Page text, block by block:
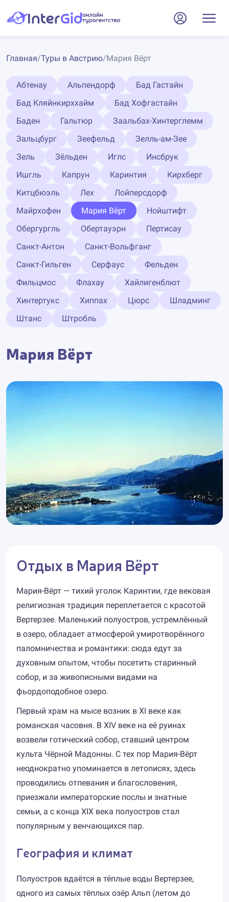
Главная/Туры в Австрию/Мария Вёрт
Абтенау Альпендорф
Бад Гастайн
Бад Кляйнкирххайм
Бад Хофгастайн
Баден
Гальтюр
Заальбах-Хинтерглемм
Зальцбург
Зеефельд
Зелль-ам-Зее
Зель
Зёльден Иглс
Инсбрук
Ишгль
Капрун Каринтия
Кирхберг
Китцбюэль
Лех
Лойперсдорф
Майрхофен
Мария Вёрт
Нойштифт
Обергургль
Обертауэрн
Пертисау
Санкт-Антон
Санкт-Вольфганг
Санкт-Гильген
Серфаус
Фельден
Фильцмос
Флахау
Хайлигенблют
Хинтертукс
Хиппах Цюрс
Шладминг
Штанс
Штробль
Мария Вёрт
Отдых в Мария Вёрт
Мария-Вёрт — тихий уголок Каринтии, где вековая
религиозная традиция переплетается с красотой
Вертерзее. Маленький полуостров, устремлённый
в озеро, обладает атмосферой умиротворённого
паломничества и романтики: сюда едут за
духовным опытом, чтобы посетить старинный
собор, и за живописными видами на
фьордоподобное озеро.
Первый храм на мысе возник в XI веке как
романская часовня. В XIV веке на её руинах
возвели готический собор, ставший центром
культа Чёрной Мадонны. С тех пор Мария-Вёрт
неоднократно упоминается в летописях, здесь
проводились отпевания и благословения,
приезжали императорские послы и знатные
семьи, а с конца XIX века полуостров стал
популярным у венчающихся пар.
География и климат
Полуостров вдаётся в тёплые воды Вертерзее,
одного из самых тёплых озёр Альп (летом до